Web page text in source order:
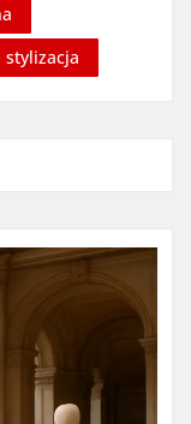
stylizacja